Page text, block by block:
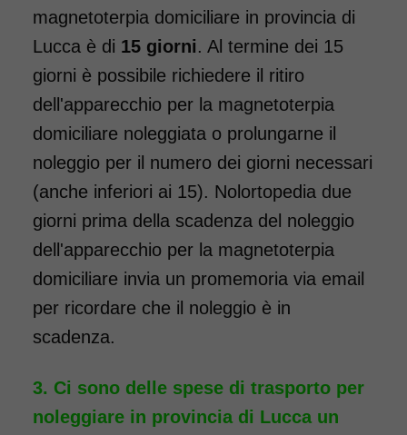
magnetoterpia domiciliare in provincia di
Lucca è di 15 giorni. Al termine dei 15
giorni è possibile richiedere il ritiro
dell'apparecchio per la magnetoterpia
domiciliare noleggiata o prolungarne il
noleggio per il numero dei giorni necessari
(anche inferiori ai 15). Nolortopedia due
giorni prima della scadenza del noleggio
dell'apparecchio per la magnetoterpia
domiciliare invia un promemoria via email
per ricordare che il noleggio è in
scadenza.
Ci sono delle spese di trasporto per
noleggiare in provincia di Lucca un